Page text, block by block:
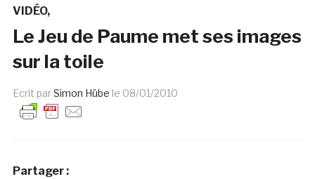
VIDÉO
Le Jeu de Paume met ses images
sur la toile
Ecrit parSimon Hübe le 08/01/2010
Partager :